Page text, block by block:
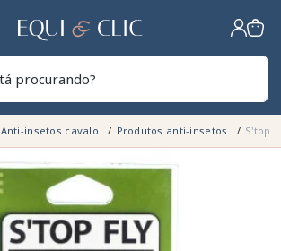
Lar
Anti-insetos cavalo Produtos anti-insetos S'top